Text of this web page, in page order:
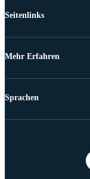
Seitenlinks
Mehr Erfahren
Sprachen